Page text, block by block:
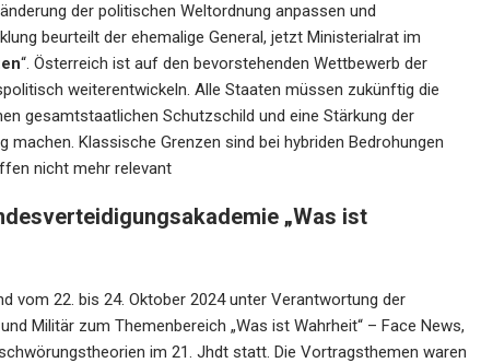
der politischen Weltordnung anpassen und
beurteilt der ehemalige General, jetzt Ministerialrat im
“. Österreich ist auf den bevorstehenden Wettbewerb der
weiterentwickeln. Alle Staaten müssen zukünftig die
gesamtstaatlichen Schutzschild und eine Stärkung der
Klassische Grenzen sind bei hybriden Bedrohungen
nicht mehr relevant
„Was ist
vom 22. bis 24. Oktober 2024 unter Verantwortung der
Militär zum Themenbereich „Was ist Wahrheit“ – Face News,
im 21. Jhdt statt. Die Vortragsthemen waren